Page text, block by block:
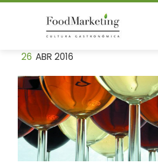
Skip
26 ABR 2016